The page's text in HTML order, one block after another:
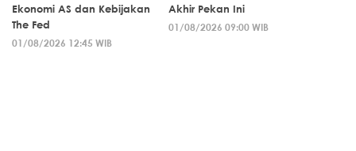
Ekonomi AS dan Kebijakan
The Fed
01/08/2026 12:45 WIB
Akhir Pekan Ini
01/08/2026 09:00 WIB